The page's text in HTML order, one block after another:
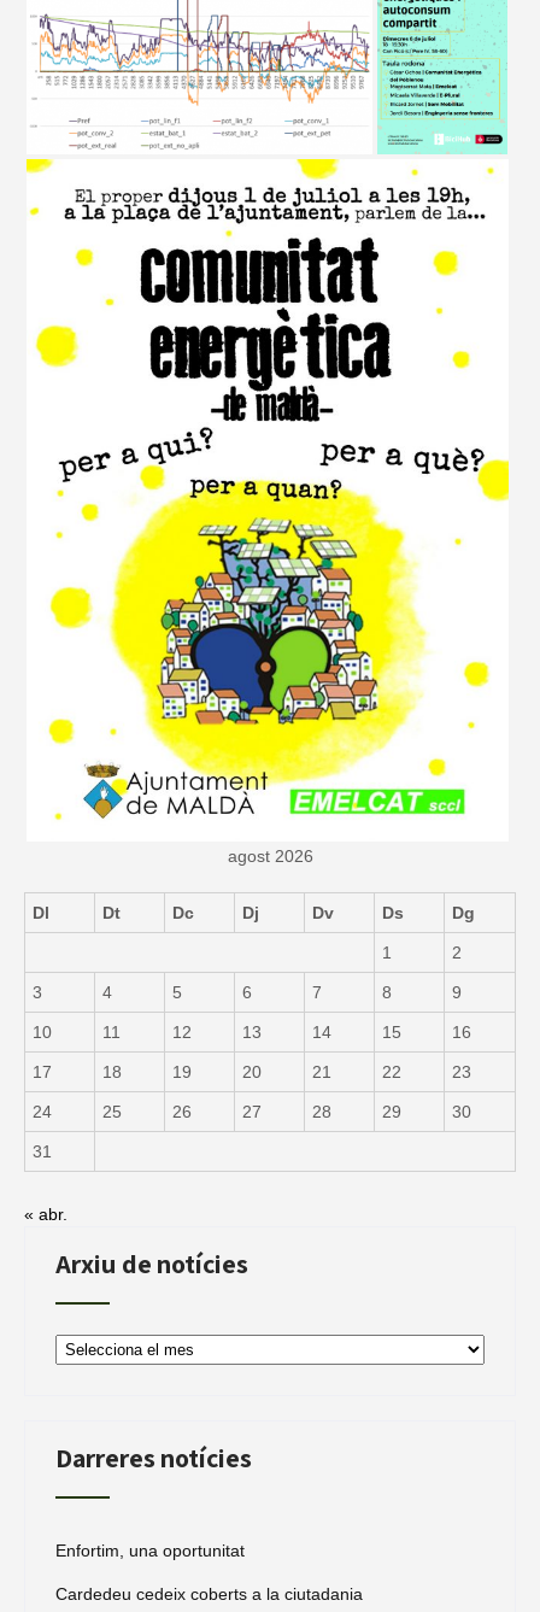
agost 2026
Dl Dt Dc Dj Dv Ds Dg
1 2
3 4 5 6 7 8 9
10 11 12 13 14 15 16
17 18 19 20 21 22 23
24 25 26 27 28 29 30
31
« abr.
Arxiu de notícies
Arxiu
de
Darreres notícies
Enfortim, una oportunitat
Cardedeu cedeix coberts a la ciutadania